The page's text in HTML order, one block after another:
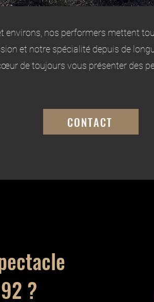
environs, nos performers mettent
et notre spécialité depuis de
de toujours vous présenter des
CONTACT
?